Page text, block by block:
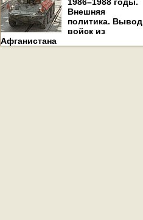
Внешняя
политика. Вывод
войск из
Афганистана